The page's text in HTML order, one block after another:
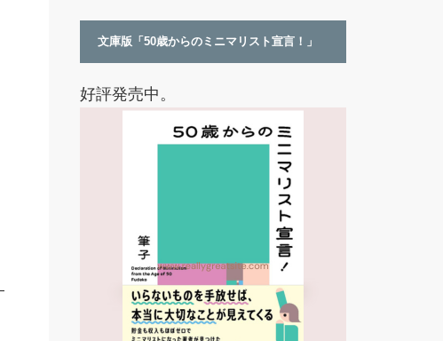
文庫版「50歳からのミニマリスト宣言！」
好評発売中。